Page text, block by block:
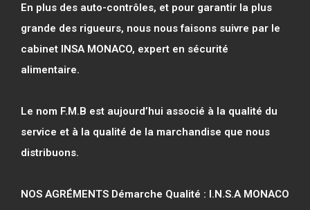
En plus des auto-contrôles, et pour garantir la plus
grande des rigueurs, nous nous faisons suivre par le
cabinet INSA MONACO, expert en sécurité
alimentaire.
Le nom F.M.B est aujourd’hui associé à la qualité du
service et à la qualité de la marchandise que nous
distribuons.
NOS AGRÉMENTS Démarche Qualité : I.N.S.A MONACO